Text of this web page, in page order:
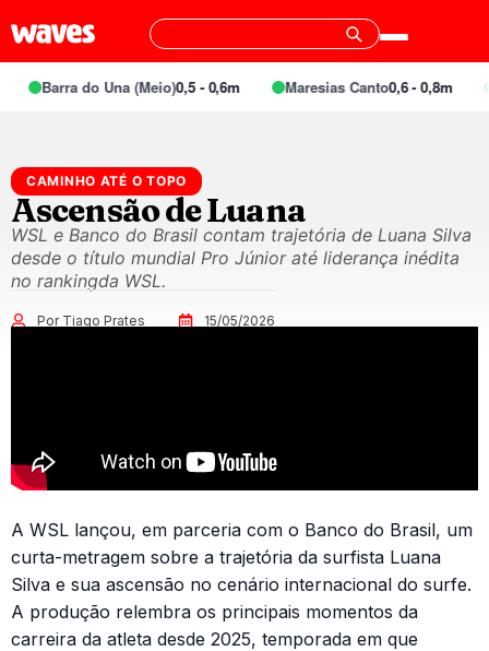
Barra do Una (Meio)0,5 - 0,6m Maresias Canto0,6 - 0,8m
CAMINHO ATÉ O TOPO
Ascensão de Luana
WSL e Banco do Brasil contam trajetória de Luana Silva
desde o título mundial Pro Júnior até liderança inédita
no rankingda WSL.
Por Tiago Prates 15/05/2026
A WSL lançou, em parceria com o Banco do Brasil, um
curta-metragem sobre a trajetória da surfista Luana
Silva e sua ascensão no cenário internacional do surfe.
A produção relembra os principais momentos da
carreira da atleta desde 2025, temporada em que